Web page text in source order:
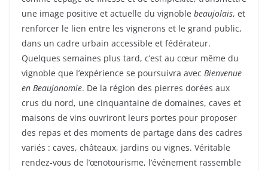
une image positive et actuelle du vignoble beaujolais, et
renforcer le lien entre les vignerons et le grand public,
dans un cadre urbain accessible et fédérateur.
Quelques semaines plus tard, c’est au cœur même du
vignoble que l’expérience se poursuivra avec Bienvenue
en Beaujonomie. De la région des pierres dorées aux
crus du nord, une cinquantaine de domaines, caves et
maisons de vins ouvriront leurs portes pour proposer
des repas et des moments de partage dans des cadres
variés : caves, châteaux, jardins ou vignes. Véritable
rendez-vous de l’œnotourisme, l’événement rassemble